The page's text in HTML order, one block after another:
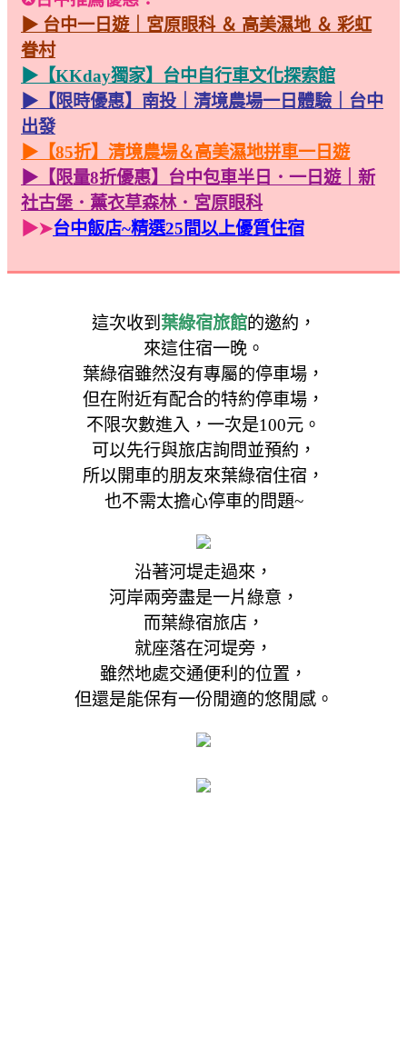
▶ 台中一日遊｜宮原眼科 ＆ 高美濕地 ＆ 彩虹
眷村
▶【KKday獨家】台中自行車文化探索館
▶【限時優惠】南投｜清境農場一日體驗｜台中
出發
▶【85折】清境農場＆高美濕地拼車一日遊
▶【限量8折優惠】台中包車半日．一日遊｜新
社古堡．薰衣草森林．宮原眼科
▶➤台中飯店~精選25間以上優質住宿
這次收到 葉綠宿旅館的邀約，
來這住宿一晚。
葉綠宿雖然沒有專屬的停車場，
但在附近有配合的特約停車場，
不限次數進入，一次是100元。
可以先行與旅店詢問並預約，
所以開車的朋友來葉綠宿住宿，
也不需太擔心停車的問題~
沿著河堤走過來，
河岸兩旁盡是一片綠意，
而葉綠宿旅店，
就座落在河堤旁，
雖然地處交通便利的位置，
但還是能保有一份閒適的悠閒感。